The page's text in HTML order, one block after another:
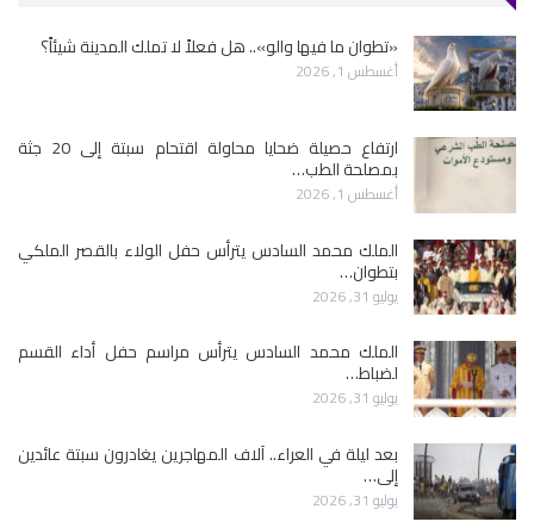
«تطوان ما فيها والو».. هل فعلاً لا تملك المدينة شيئاً؟
أغسطس 1, 2026
ارتفاع حصيلة ضحايا محاولة اقتحام سبتة إلى 20 جثة
بمصلحة الطب…
أغسطس 1, 2026
الملك محمد السادس يترأس حفل الولاء بالقصر الملكي
بتطوان…
يوليو 31, 2026
الملك محمد السادس يترأس مراسم حفل أداء القسم
لضباط…
يوليو 31, 2026
بعد ليلة في العراء.. آلاف المهاجرين يغادرون سبتة عائدين
إلى…
يوليو 31, 2026